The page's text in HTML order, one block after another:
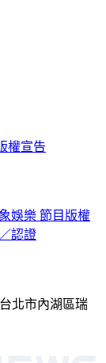
權宣告
娛樂 節目版權
認證
北市內湖區瑞